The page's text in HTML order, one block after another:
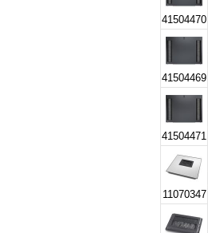
41504470
41504469
41504471
11070347